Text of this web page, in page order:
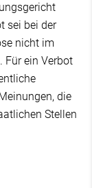
sei bei der
nicht im
Für ein Verbot
die
Stellen